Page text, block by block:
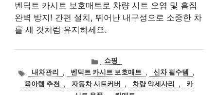
벤딕트 카시트 보호매트로 차량 시트 오염 및 흠집
완벽 방지! 간편 설치, 뛰어난 내구성으로 소중한 차
를 새 것처럼 유지하세요.
카
테
고
리
쇼핑
태
그
내차관리 , 벤딕트 카시트 보호매트 , 신차 필수템
,
육아템 추천
, 자동차 시트커버 , 차량 악세사리 ,
카